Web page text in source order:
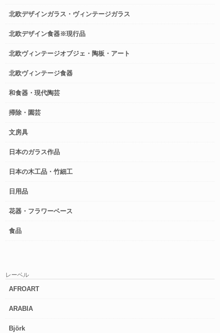
北欧デザインガラス・ヴィンテージガラス
北欧デザイン食器※現行品
北欧ヴィンテージオブジェ・陶板・アート
北欧ヴィンテージ食器
和食器・現代陶芸
掃除・園芸
文房具
日本のガラス作品
日本の木工品・竹細工
日用品
花器・フラワーベース
食品
レーベル
AFROART
ARABIA
Björk